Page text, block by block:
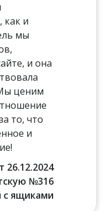
как и
мы
и она
ценим
то, что
и
26.12.2024
№316
с ящиками